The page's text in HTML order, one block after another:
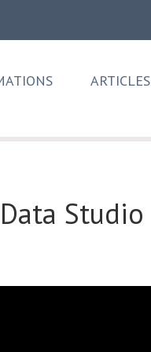
ARTICLES
Studio